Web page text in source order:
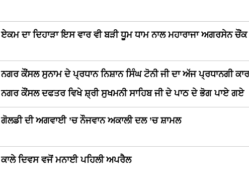
ਏਕਮ ਦਾ ਦਿਹਾੜਾ ਇਸ ਵਾਰ ਵੀ ਬੜੀ ਧੂਮ ਧਾਮ ਨਾਲ ਮਹਾਰਾਜਾ ਅਗਰਸੇਨ
ਨਗਰ ਕੌਂਸਲ ਸੁਨਾਮ ਦੇ ਪ੍ਰਧਾਨ ਨਿਸ਼ਾਨ ਸਿੰਘ ਟੋਨੀ ਜੀ ਦਾ ਅੱਜ ਪ੍ਰਧਾਨਗੀ
ਨਗਰ ਕੌਂਸਲ ਦਫਤਰ ਵਿਖੇ ਸ਼੍ਰੀ ਸੁਖਮਨੀ ਸਾਹਿਬ ਜੀ ਦੇ ਪਾਠ ਦੇ ਭੋਗ ਪਾਏ ਗਏ
ਗੋਲਡੀ ਦੀ ਅਗਵਾਈ ’ਚ ਨੌਜਵਾਨ ਅਕਾਲੀ ਦਲ ’ਚ ਸ਼ਾਮਲ
ਕਾਲੇ ਦਿਵਸ ਵਜੋਂ ਮਨਾਈ ਪਹਿਲੀ ਅਪਰੈਲ